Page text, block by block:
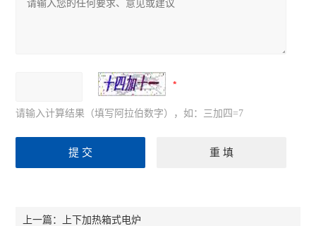
请输入计算结果（填写阿拉伯数字），如：三加四=7
上一篇： 上下加热箱式电炉